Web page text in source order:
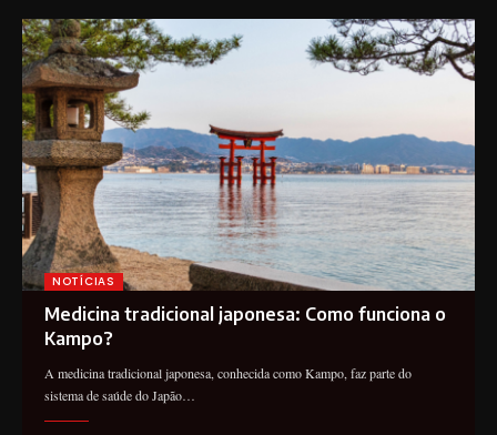
NOTÍCIAS
Medicina tradicional japonesa: Como funciona o
Kampo?
A medicina tradicional japonesa, conhecida como Kampo, faz parte do
sistema de saúde do Japão…